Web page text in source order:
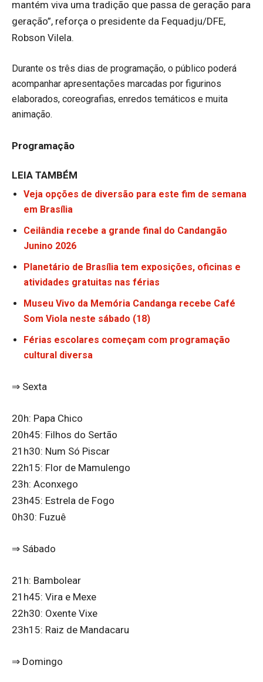
mantém viva uma tradição que passa de geração para
geração”, reforça o presidente da Fequadju/DFE,
Robson Vilela.
Durante os três dias de programação, o público poderá
acompanhar apresentações marcadas por figurinos
elaborados, coreografias, enredos temáticos e muita
animação.
Programação
LEIA TAMBÉM
Veja opções de diversão para este fim de semana
em Brasília
Ceilândia recebe a grande final do Candangão
Junino 2026
Planetário de Brasília tem exposições, oficinas e
atividades gratuitas nas férias
Museu Vivo da Memória Candanga recebe Café
Som Viola neste sábado (18)
Férias escolares começam com programação
cultural diversa
⇒ Sexta
20h: Papa Chico
20h45: Filhos do Sertão
21h30: Num Só Piscar
22h15: Flor de Mamulengo
23h: Aconxego
23h45: Estrela de Fogo
0h30: Fuzuê
⇒ Sábado
21h: Bambolear
21h45: Vira e Mexe
22h30: Oxente Vixe
23h15: Raiz de Mandacaru
⇒ Domingo